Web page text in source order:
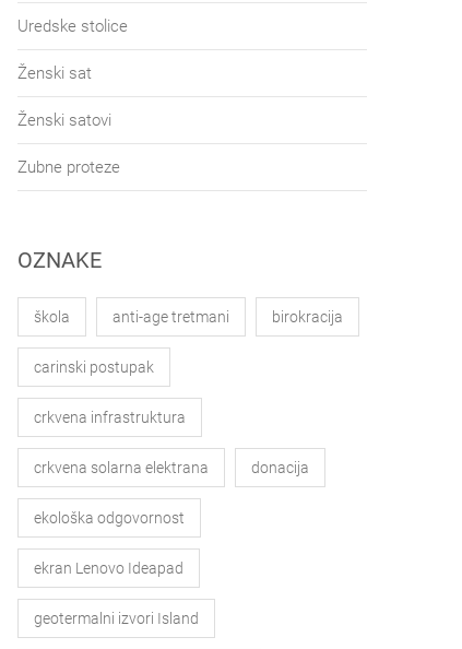
Uredske stolice
Ženski sat
Ženski satovi
Zubne proteze
OZNAKE
škola anti-age tretmani birokracija
carinski postupak
crkvena infrastruktura
crkvena solarna elektrana donacija
ekološka odgovornost
ekran Lenovo Ideapad
geotermalni izvori Island